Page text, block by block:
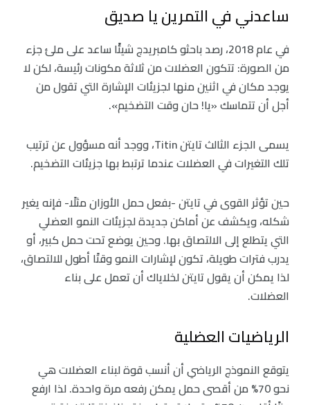
ساعدني في التمرين يا صديق
في عام 2018، رصد باحثو كامبريدج شيئًا ساعد على ملئ جزء
من الصورة: تتكون العضلات من ثلاثة مكونات رئيسة، لكن لا
يوجد مكان في اثنين منها لجزيئات الإشارة التي تقول من
أجل أن تتماسك «يا! حان وقت التضخيم».
يسمى الجزء الثالث تايتن Titin، ووجد أنه مسؤول عن ترتيب
تلك التغيرات في العضلات عندما ترتبط بها جزيئات التضخيم.
حين تؤثر القوى في تايتن -بفعل حمل الأوزان مثلًا- فإنه يغير
شكله، ويكشف عن أماكن جديدة لجزيئات النمو العضلي
التي يتطلع إلى الالتصاق بها. وحين يوضع تحت حمل كبير، أو
يدرب فترات طويلة، تكون لإشارات النمو وقتًا أطول للالتصاق،
لذا يمكن أن يقول تايتن لخلاياك أن تعمل على بناء
العضلات.
الرياضيات العضلية
يتوقع النموذج الرياضي أن أنسب قوة لبناء العضلات هي
نحو 70% من أقصى حمل يمكن رفعه مرة واحدة. لذا ارفع